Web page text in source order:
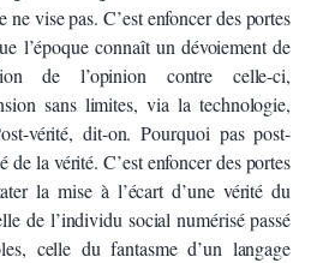
ne vise pas. C’est enfoncer des portes
l’époque connaît un dévoiement de
de l’opinion contre celle-ci,
sans limites, via la technologie,
vérité, dit-on. Pourquoi pas post-
de la vérité. C’est enfoncer des portes
la mise à l’écart d’une vérité du
de l’individu social numérisé passé
celle du fantasme d’un langage